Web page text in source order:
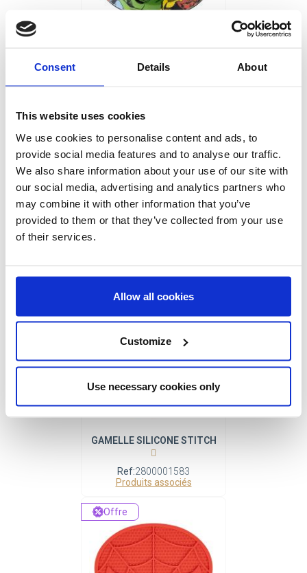
Consent Details About
This website uses cookies
We use cookies to personalise content and ads, to
provide social media features and to analyse our traffic.
We also share information about your use of our site with
our social media, advertising and analytics partners who
may combine it with other information that you’ve
provided to them or that they’ve collected from your use
of their services.
Allow all cookies
Customize
Use necessary cookies only
2800000361
Produits associés
Produits associés
GAMELLE SILICONE STITCH
Ref:2800001583
Produits associés
Offre